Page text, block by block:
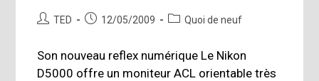
Auteur/autrice
publication :
TED
Publication
12/05/2009
PostQuoi de neuf
Son nouveau reflex numérique Le Nikon
D5000 offre un moniteur ACL orientable très